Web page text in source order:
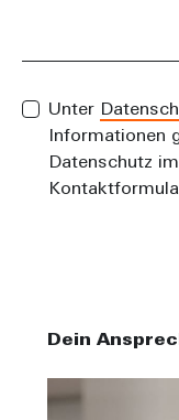
Unter
Informationen
Datenschutz
Dein